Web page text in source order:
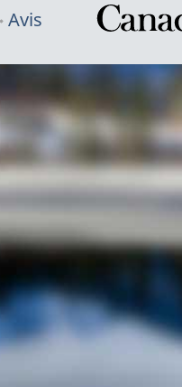
Avis